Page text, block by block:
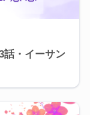
話・イーサン